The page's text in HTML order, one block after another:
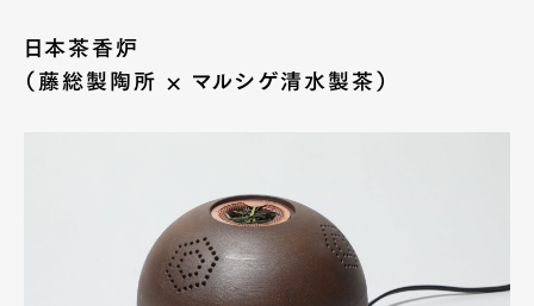
日本茶香炉
（藤総製陶所 × マルシゲ清水製茶）